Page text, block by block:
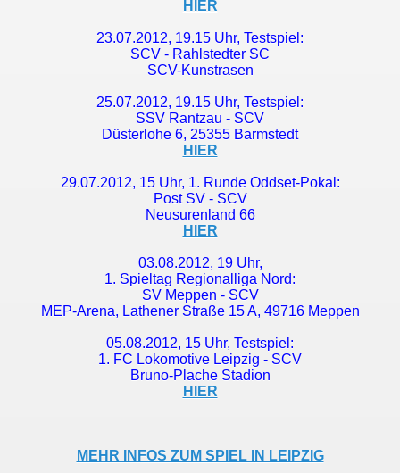
HIER
23.07.2012, 19.15 Uhr, Testspiel:
SCV - Rahlstedter SC
SCV-Kunstrasen
25.07.2012, 19.15 Uhr, Testspiel:
SSV Rantzau - SCV
Düsterlohe 6, 25355 Barmstedt
HIER
29.07.2012, 15 Uhr, 1. Runde Oddset-Pokal:
Post SV - SCV
Neusurenland 66
HIER
03.08.2012, 19 Uhr,
1. Spieltag Regionalliga Nord:
SV Meppen - SCV
MEP-Arena, Lathener Straße 15 A, 49716 Meppen
05.08.2012, 15 Uhr, Testspiel:
1. FC Lokomotive Leipzig - SCV
Bruno-Plache Stadion
HIER
MEHR INFOS ZUM SPIEL IN LEIPZIG